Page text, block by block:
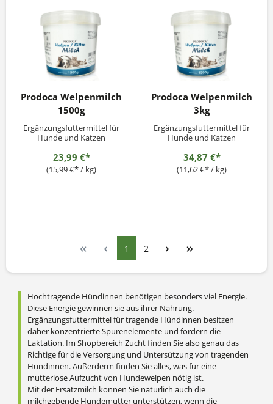
Prodoca Welpenmilch
1500g
Ergänzungsfuttermittel für
Hunde und Katzen
23,99 €*
(15,99 €* / kg)
Prodoca Welpenmilch
3kg
Ergänzungsfuttermittel für
Hunde und Katzen
34,87 €*
(11,62 €* / kg)
1 2
Hochtragende Hündinnen benötigen besonders viel Energie.
Diese Energie gewinnen sie aus ihrer Nahrung.
Ergänzungsfuttermittel für tragende Hündinnen besitzen
daher konzentrierte Spurenelemente und fördern die
Laktation. Im Shopbereich Zucht finden Sie also genau das
Richtige für die Versorgung und Untersützung von tragenden
Hündinnen.Außerderm finden Sie alles, was für eine
mutterlose Aufzucht von Hundewelpen nötig ist.
Mit der Ersatzmilch können Sie natürlich auch die
milchgebende Hundemutter unterstützen, wenn die